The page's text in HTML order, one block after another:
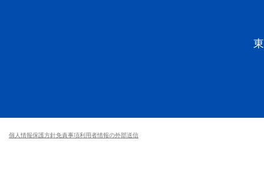
個人情報保護方針免責事項利用者情報の外部送信